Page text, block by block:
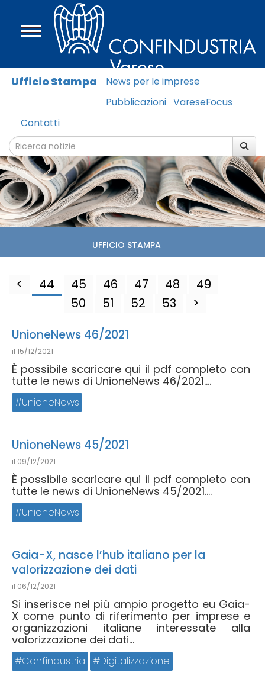
Ufficio Stampa
News per le imprese
Pubblicazioni VareseFocus
Contatti
UFFICIO STAMPA
< 44 45 46 47 48
49
50
51 52 53 >
UnioneNews 46/2021
il 15/12/2021
È possibile scaricare qui il pdf completo con
tutte le news di UnioneNews 46/2021....
UnioneNews
UnioneNews 45/2021
il 09/12/2021
È possibile scaricare qui il pdf completo con
tutte le news di UnioneNews 45/2021....
UnioneNews
Gaia-X, nasce l’hub italiano per la
valorizzazione dei dati
il 06/12/2021
Si inserisce nel più ampio progetto eu Gaia-
X come punto di riferimento per imprese e
organizzazioni italiane interessate alla
valorizzazione dei dati...
Confindustria Digitalizzazione